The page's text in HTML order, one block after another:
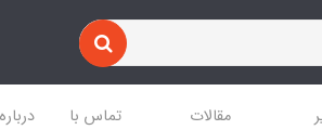
مقالات
تماس با
درباره